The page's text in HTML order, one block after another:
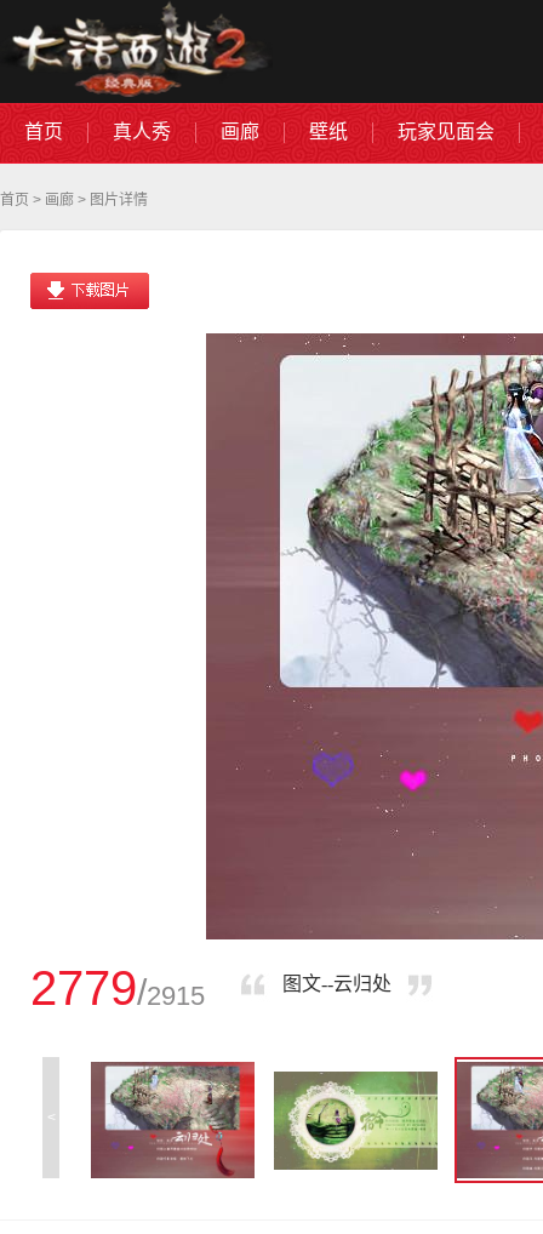
首页 真人秀 画廊 壁纸 玩家见面会
首页 > 画廊 > 图片详情
2779/2915 图文--云归处
<